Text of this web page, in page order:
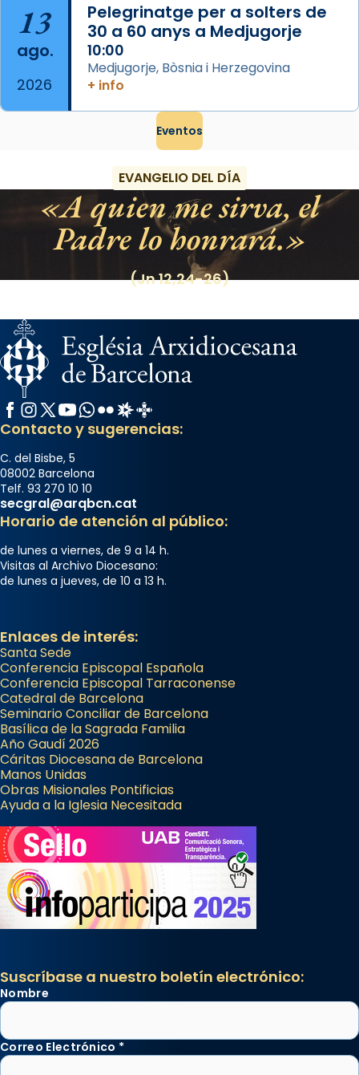
13
ago.
2026
Pelegrinatge per a solters de
30 a 60 anys a Medjugorje
10:00
Medjugorje, Bòsnia i Herzegovina
+ info
Eventos
EVANGELIO DEL DÍA
A quien me sirva, el
Padre lo honrará.
(Jn 12,24-26)
Facebook
Instagram
X / Twitter
YouTube
WhatsApp
FlickrRadio Estel
Catalunya Cristiana
Contacto y sugerencias:
C. del Bisbe, 5
08002 Barcelona
Telf. 93 270 10 10
secgral@arqbcn.cat
Horario de atención al público:
de lunes a viernes, de 9 a 14 h.
Visitas al Archivo Diocesano:
de lunes a jueves, de 10 a 13 h.
Enlaces de interés:
Santa Sede
Conferencia Episcopal Española
Conferencia Episcopal Tarraconense
Catedral de Barcelona
Seminario Conciliar de Barcelona
Basílica de la Sagrada Familia
Año Gaudí 2026
Cáritas Diocesana de Barcelona
Manos Unidas
Obras Misionales Pontificias
Ayuda a la Iglesia Necesitada
Suscríbase a nuestro boletín electrónico:
Nombre
Correo Electrónico *